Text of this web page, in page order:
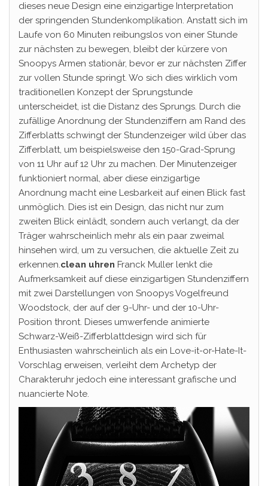
dieses neue Design eine einzigartige Interpretation
der springenden Stundenkomplikation. Anstatt sich im
Laufe von 60 Minuten reibungslos von einer Stunde
zur nächsten zu bewegen, bleibt der kürzere von
Snoopys Armen stationär, bevor er zur nächsten Ziffer
zur vollen Stunde springt. Wo sich dies wirklich vom
traditionellen Konzept der Sprungstunde
unterscheidet, ist die Distanz des Sprungs. Durch die
zufällige Anordnung der Stundenziffern am Rand des
Zifferblatts schwingt der Stundenzeiger wild über das
Zifferblatt, um beispielsweise den 150-Grad-Sprung
von 11 Uhr auf 12 Uhr zu machen. Der Minutenzeiger
funktioniert normal, aber diese einzigartige
Anordnung macht eine Lesbarkeit auf einen Blick fast
unmöglich. Dies ist ein Design, das nicht nur zum
zweiten Blick einlädt, sondern auch verlangt, da der
Träger wahrscheinlich mehr als ein paar zweimal
hinsehen wird, um zu versuchen, die aktuelle Zeit zu
erkennen.clean uhren Franck Muller lenkt die
Aufmerksamkeit auf diese einzigartigen Stundenziffern
mit zwei Darstellungen von Snoopys Vogelfreund
Woodstock, der auf der 9-Uhr- und der 10-Uhr-
Position thront. Dieses umwerfende animierte
Schwarz-Weiß-Zifferblattdesign wird sich für
Enthusiasten wahrscheinlich als ein Love-it-or-Hate-It-
Vorschlag erweisen, verleiht dem Archetyp der
Charakteruhr jedoch eine interessant grafische und
nuancierte Note.